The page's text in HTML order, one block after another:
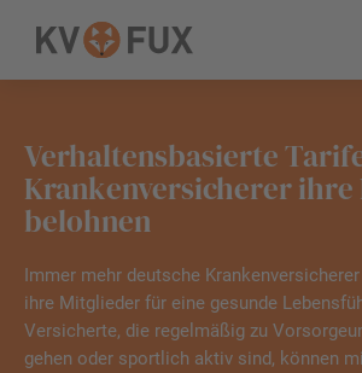
Verhaltensbasierte
Krankenversicherer ihre
belohnen
Immer mehr deutsche Krankenversicherer
ihre Mitglieder für eine gesunde
Versicherte, die regelmäßig zu
gehen oder sportlich aktiv sind, können